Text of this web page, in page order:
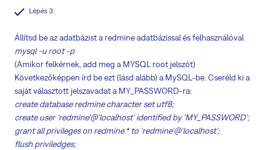
Lépés 3
Állítsd be az adatbázist a redmine adatbázissal és felhasználóval
mysql -u root -p
(Amikor felkérnek, add meg a MYSQL root jelszót)
Következőképpen írd be ezt (lásd alább) a MySQL-be. Cseréld ki a
saját választott jelszavadat a MY_PASSWORD-ra:
create database redmine character set utf8;
create user 'redmine'@'localhost' identified by 'MY_PASSWORD';
grant all privileges on redmine.* to 'redmine'@'localhost';
flush priviledges;